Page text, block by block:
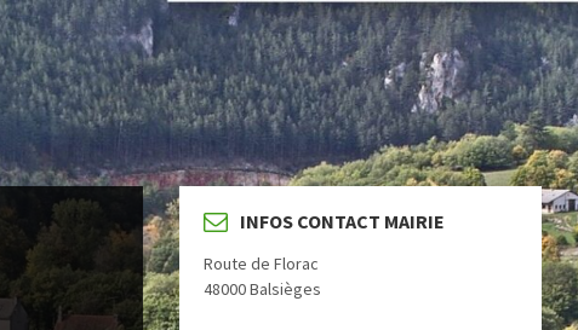
INFOS CONTACT MAIRIE
Route de Florac
48000 Balsièges